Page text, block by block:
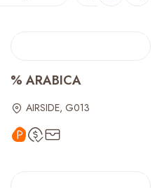
% ARABICA
AIRSIDE, G013